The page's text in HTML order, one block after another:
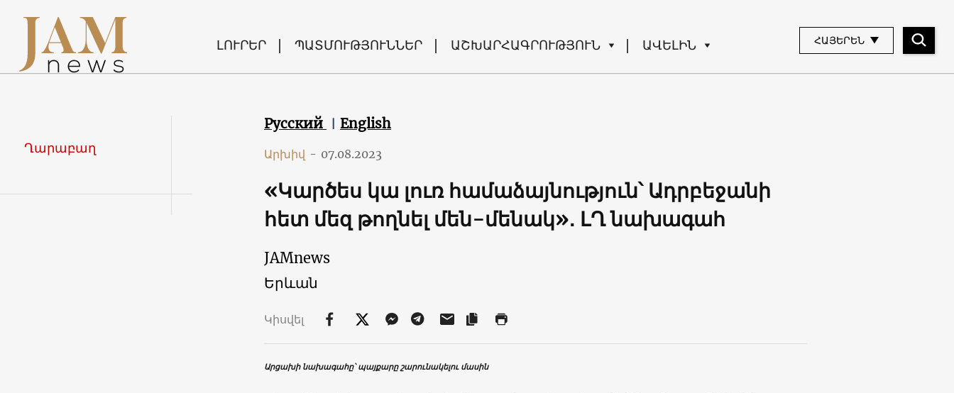
ԼՈՒՐԵՐ ՊԱՏՄՈՒԹՅՈՒՆՆԵՐ ԱՇԽԱՐՀԱԳՐՈՒԹՅՈՒՆ ԱՎԵԼԻՆ ՀԱՅԵՐԵՆ
Ղարաբաղ
Русский English
Արխիվ - 07.08.2023
«Կարծես կա լուռ համաձայնություն՝ Ադրբեջանի
հետ մեզ թողնել մեն-մենակ»․ ԼՂ նախագահ
JAMnews
Երևան
Կիսվել
Արցախի նախագահը՝ պայքարը շարունակելու մասին